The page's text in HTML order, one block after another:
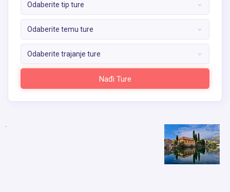
Odaberite tip ture
Odaberite temu ture
Odaberite trajanje ture
Nađi Ture
.